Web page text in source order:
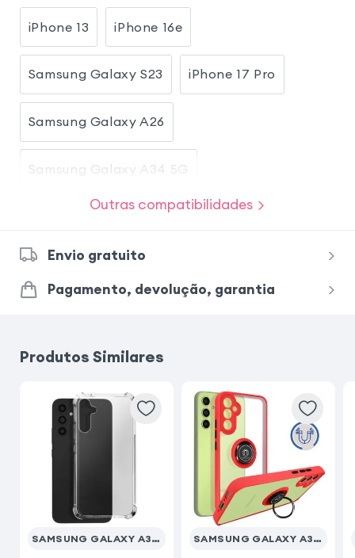
iPhone 13 iPhone 16e
Samsung Galaxy S23 iPhone 17 Pro
Samsung Galaxy A26
Samsung Galaxy A34 5G
Samsung Galaxy A54 5G
Samsung Galaxy A56
iPhone 11 Samsung Galaxy A25 5G
iPhone 16 iPhone 17
iPhone 17 Pro Max
Outras compatibilidades
Envio gratuito
Pagamento, devolução, garantia
Produtos Similares
SAMSUNG GALAXY A34 5G SAMSUNG GALAXY A34 5G